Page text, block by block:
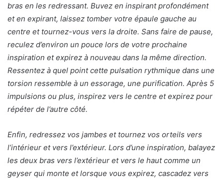
bras en les redressant. Buvez en inspirant profondément
et en expirant, laissez tomber votre épaule gauche au
centre et tournez-vous vers la droite. Sans faire de pause,
reculez d’environ un pouce lors de votre prochaine
inspiration et expirez à nouveau dans la même direction.
Ressentez à quel point cette pulsation rythmique dans une
torsion ressemble à un essorage, une purification. Après 5
impulsions ou plus, inspirez vers le centre et expirez pour
répéter de l’autre côté.
Enfin, redressez vos jambes et tournez vos orteils vers
l’intérieur et vers l’extérieur. Lors d’une inspiration, balayez
les deux bras vers l’extérieur et vers le haut comme un
geyser qui monte et lorsque vous expirez, cascadez vers